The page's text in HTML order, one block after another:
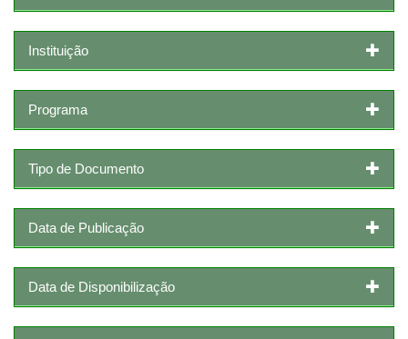
Instituição
Programa
Tipo de Documento
Data de Publicação
Data de Disponibilização